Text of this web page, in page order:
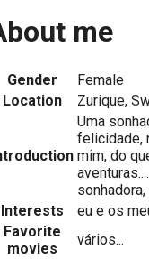
me
Gender
Female
Location
Zurique,
Uma
felicidade,
mim, do
Interests
eu e os
Favorite
movies
vários...